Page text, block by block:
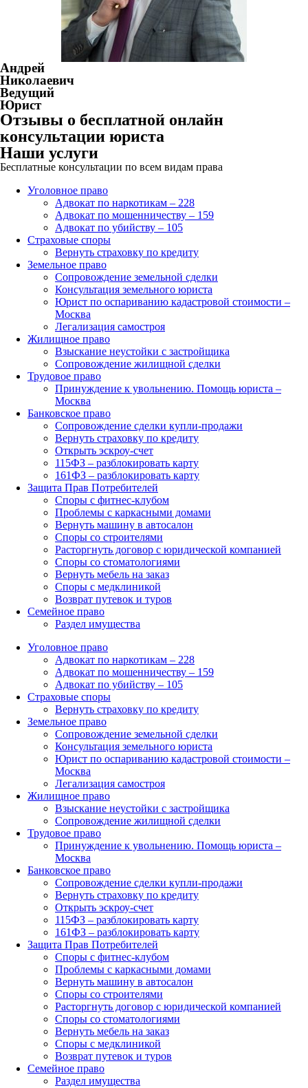
Андрей
Николаевич
Ведущий
Юрист
Отзывы о бесплатной онлайн
консультации юриста
Наши услуги
Бесплатные консультации по всем видам права
Уголовное право
Адвокат по наркотикам – 228
Адвокат по мошенничеству – 159
Адвокат по убийству – 105
Страховые споры
Вернуть страховку по кредиту
Земельное право
Сопровождение земельной сделки
Консультация земельного юриста
Юрист по оспариванию кадастровой стоимости –
Москва
Легализация самостроя
Жилищное право
Взыскание неустойки с застройщика
Сопровождение жилищной сделки
Трудовое право
Принуждение к увольнению. Помощь юриста –
Москва
Банковское право
Сопровождение сделки купли-продажи
Вернуть страховку по кредиту
Открыть эскроу-счет
115ФЗ – разблокировать карту
161ФЗ – разблокировать карту
Защита Прав Потребителей
Споры с фитнес-клубом
Проблемы с каркасными домами
Вернуть машину в автосалон
Споры со строителями
Расторгнуть договор с юридической компанией
Споры со стоматологиями
Вернуть мебель на заказ
Споры с медклиникой
Возврат путевок и туров
Семейное право
Раздел имущества
Уголовное право
Адвокат по наркотикам – 228
Адвокат по мошенничеству – 159
Адвокат по убийству – 105
Страховые споры
Вернуть страховку по кредиту
Земельное право
Сопровождение земельной сделки
Консультация земельного юриста
Юрист по оспариванию кадастровой стоимости –
Москва
Легализация самостроя
Жилищное право
Взыскание неустойки с застройщика
Сопровождение жилищной сделки
Трудовое право
Принуждение к увольнению. Помощь юриста –
Москва
Банковское право
Сопровождение сделки купли-продажи
Вернуть страховку по кредиту
Открыть эскроу-счет
115ФЗ – разблокировать карту
161ФЗ – разблокировать карту
Защита Прав Потребителей
Споры с фитнес-клубом
Проблемы с каркасными домами
Вернуть машину в автосалон
Споры со строителями
Расторгнуть договор с юридической компанией
Споры со стоматологиями
Вернуть мебель на заказ
Споры с медклиникой
Возврат путевок и туров
Семейное право
Раздел имущества